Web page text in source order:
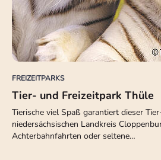
FREIZEITPARKS
Tier- und Freizeitpark Thüle
Tierische viel Spaß garantiert dieser
niedersächsischen Landkreis
Achterbahnfahrten oder seltene…